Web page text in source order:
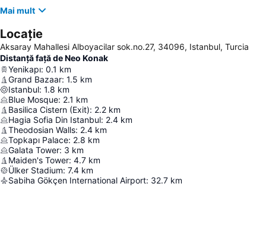
Mai mult
Locație
Aksaray Mahallesi Alboyacilar sok.no.27, 34096, Istanbul, Turcia
Distanță față de Neo Konak
Yenikapı: 0.1 km
Grand Bazaar: 1.5 km
Istanbul: 1.8 km
Blue Mosque: 2.1 km
Basilica Cistern (Exit): 2.2 km
Hagia Sofia Din Istanbul: 2.4 km
Theodosian Walls: 2.4 km
Topkapı Palace: 2.8 km
Galata Tower: 3 km
Maiden's Tower: 4.7 km
Ülker Stadium: 7.4 km
Sabiha Gökçen International Airport: 32.7 km